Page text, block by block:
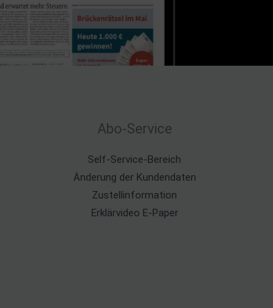
Abo-Service
Self-Service-Bereich
Änderung der Kundendaten
Zustellinformation
Erklärvideo E-Paper